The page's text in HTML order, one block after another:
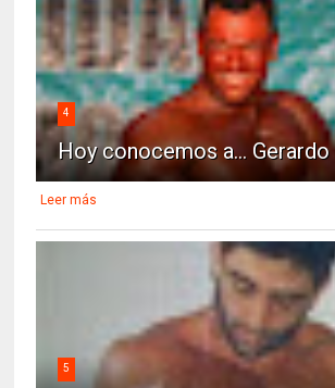
4
Hoy conocemos a...
Leer más
5